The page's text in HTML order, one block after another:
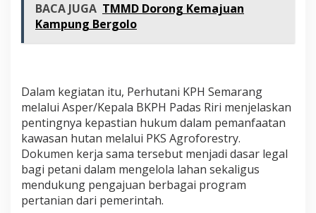
BACA JUGA TMMD Dorong Kemajuan
Kampung Bergolo
Dalam kegiatan itu, Perhutani KPH Semarang
melalui Asper/Kepala BKPH Padas Riri menjelaskan
pentingnya kepastian hukum dalam pemanfaatan
kawasan hutan melalui PKS Agroforestry.
Dokumen kerja sama tersebut menjadi dasar legal
bagi petani dalam mengelola lahan sekaligus
mendukung pengajuan berbagai program
pertanian dari pemerintah.